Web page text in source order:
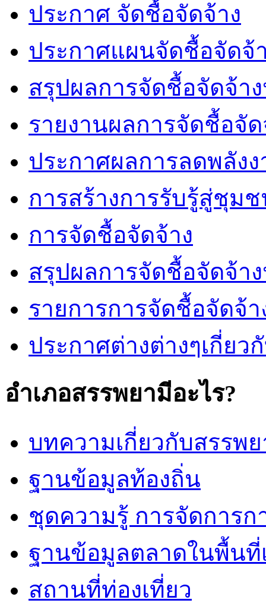
ประกาศ จัดชื้อจัดจ้าง
ประกาศแผนจัดชื้อจัดจ้
สรุปผลการจัดชื้อจัดจ้า
รายงานผลการจัดชื้อจั
ประกาศผลการลดพลัง
การสร้างการรับรู้สู่ชุม
การจัดชื้อจัดจ้าง
สรุปผลการจัดชื้อจัดจ้า
รายการการจัดชื้อจัดจ้า
ประกาศต่างต่างๆเกี่ยว
อำเภอสรรพยามีอะไร?
บทความเกี่ยวกับสรรพ
ฐานข้อมูลท้องถิ่น
ชุดความรู้ การจัดการก
ฐานข้อมูลตลาดในพื้นที่
สถานที่ท่องเที่ยว